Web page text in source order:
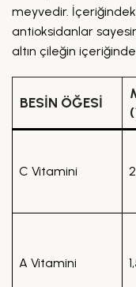
meyvedir.
antioksidanlar
altın çileğin
BESIN ÖĞESI
C Vitamini
A Vitamini